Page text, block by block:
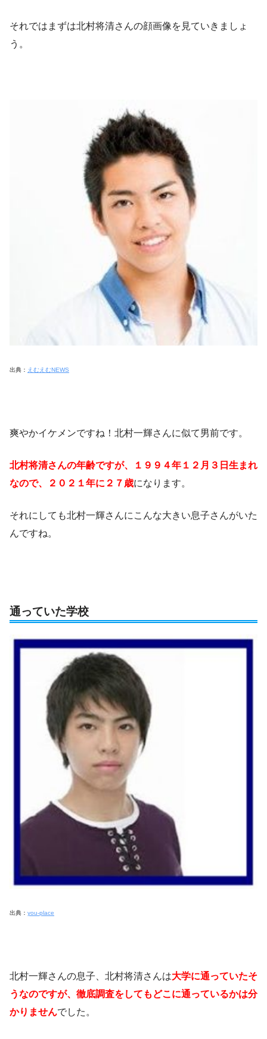
それではまずは北村将清さんの顔画像を見ていきましょ
う。
出典： えむえむNEWS
爽やかイケメンですね！北村一輝さんに似て男前です。
北村将清さんの年齢ですが、１９９４年１２月３日生まれ
なので、２０２１年に２７歳になります。
それにしても北村一輝さんにこんな大きい息子さんがいた
んですね。
通っていた学校
出典： you-place
北村一輝さんの息子、北村将清さんは大学に通っていたそ
うなのですが、徹底調査をしてもどこに通っているかは分
かりませんでした。